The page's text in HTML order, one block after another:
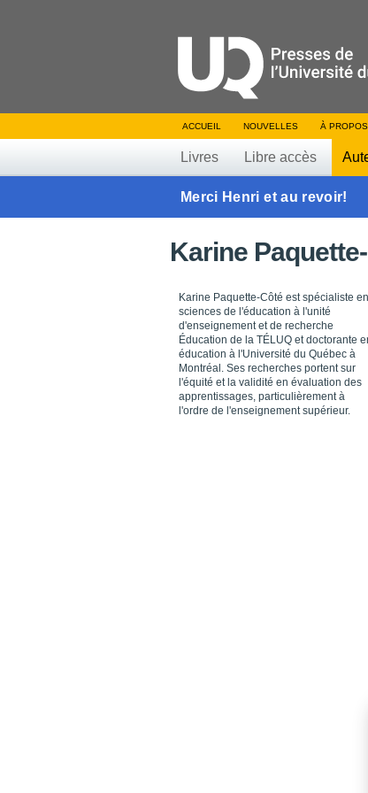
ACCUEIL NOUVELLES À
Livres Libre accès
Merci Henri et au revoir!
Karine
Karine Paquette-Côté est spécialiste en
sciences de l'éducation à l'unité
d'enseignement et de recherche
Éducation de la TÉLUQ et doctorante
éducation à l'Université du Québec à
Montréal. Ses recherches portent sur
l'équité et la validité en évaluation des
apprentissages, particulièrement à
l'ordre de l'enseignement supérieur.